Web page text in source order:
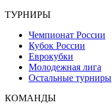
ТУРНИРЫ
Чемпионат России
Кубок России
Еврокубки
Молодежная лига
Остальные турниры
КОМАНДЫ